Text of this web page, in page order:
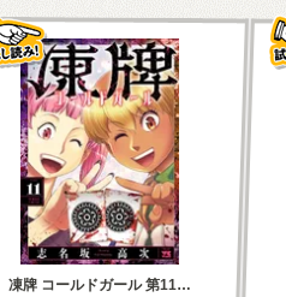
凍牌 コールドガール 第11…